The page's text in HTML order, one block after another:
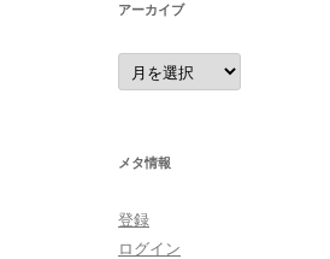
アーカイブ
ア
ー
カ
メタ情報
登録
ログイン